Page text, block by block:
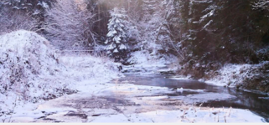
ODPORÚČANÉ
NAJNOVŠIE
POPULÁRNE
POPULÁRNE DNES
OBĽUBENÉ
OBĽUBENÍ AUTORI